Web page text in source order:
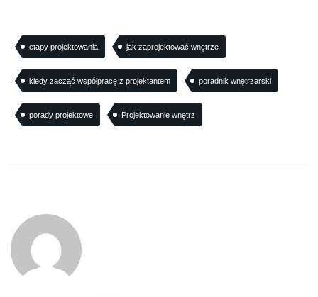
etapy projektowania jak zaprojektować wnętrze
kiedy zacząć współpracę z projektantem poradnik wnętrzarski
porady projektowe Projektowanie wnętrz